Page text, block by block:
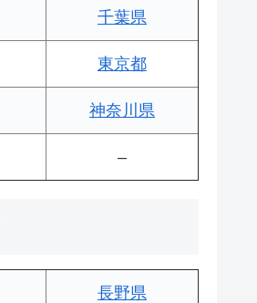
千葉県
東京都
神奈川県
–
長野県